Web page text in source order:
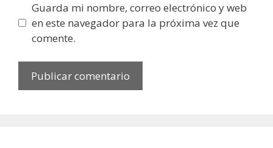
Guarda mi nombre, correo electrónico y web
en este navegador para la próxima vez que
comente.